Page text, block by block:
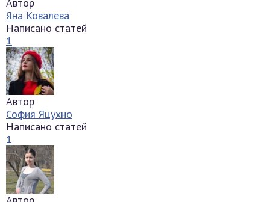
Яна Ковалева
Написано статей
1
Автор
София Яцухно
Написано статей
1